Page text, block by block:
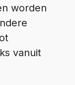
worden
vanuit